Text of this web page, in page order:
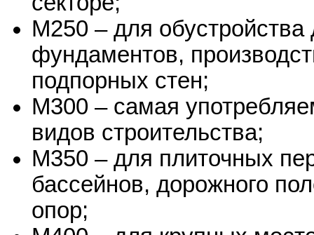
М250 – для обустройства
фундаментов,
подпорных стен;
М300 – самая
видов строительства;
М350 – для плиточных
бассейнов, дорожного
опор;